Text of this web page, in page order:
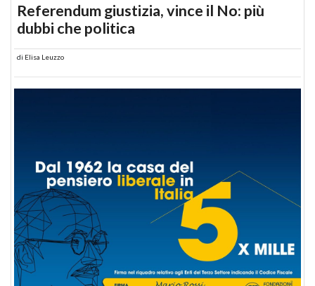
Referendum giustizia, vince il No: più
dubbi che politica
di Elisa Leuzzo